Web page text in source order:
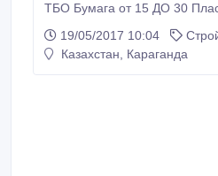
ТБО Бумага от 15 ДО 30 Пластмасса от 10 ДО 100
до 55 Банка аллюминивая от
указанны с учетом нашего
19/05/2017 10:04
Казахстан, Караганда